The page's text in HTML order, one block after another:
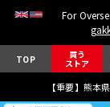
For
TOP 買う
ストア
【重要】熊本